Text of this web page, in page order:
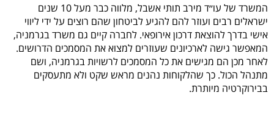
המשרד של עו׳׳ד מירב תותי אשבל, מלווה כבר מעל 10 שנים
ישראלים רבים ועוזר להם להגיע לביטחון שהם רוצים על ידי ליווי
אישי בדרך להוצאת דרכון אירופאי. לחברה קיים גם משרד בגרמניה,
המאפשר גישה לארכיונים שעוזרים למצוא את המסמכים הדרושים.
לאחר מכן הם מגישים את כל המסמכים לרשויות בגרמניה, ושם
מתנהל הכול. כך שהלקוחות נהנים מראש שקט ולא מתעסקים
בבירוקרטיה מיותרת.